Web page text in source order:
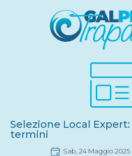
Selezione Local
termini
Sab, 24 Maggio 2025